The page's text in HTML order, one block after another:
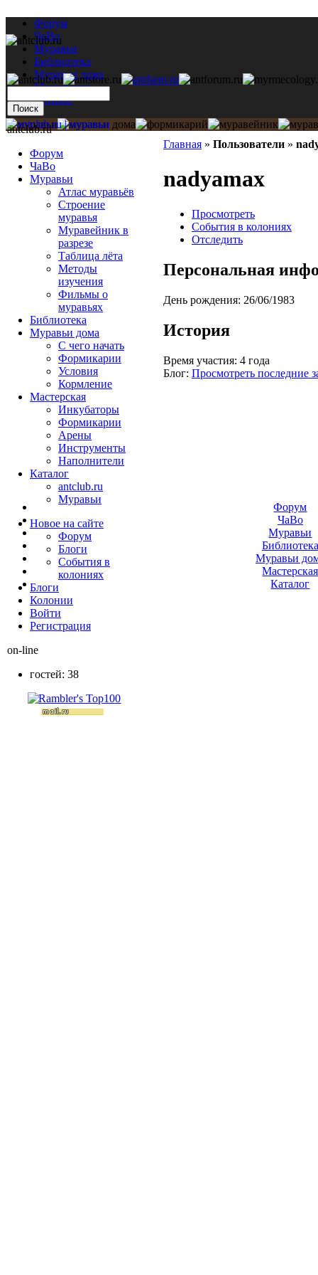
Форум
ЧаВо
Муравьи
Библиотека
Муравьи дома
Мастерская
Каталог
Главная » Пользователи »
nadyamax
Просмотреть
События в колониях
Отследить
Персональная
День рождения: 26/06/1983
История
Время участия: 4 года
Блог: Просмотреть последние
antclub.ru
Форум
ЧаВо
Муравьи
Атлас муравьёв
Строение
муравья
Муравейник в
разрезе
Таблица лёта
Методы
изучения
Фильмы о
муравьях
Библиотека
Муравьи дома
С чего начать
Формикарии
Условия
Кормление
Мастерская
Инкубаторы
Формикарии
Арены
Инструменты
Наполнители
Каталог
antclub.ru
Муравьи
Новое на сайте
Форум
Блоги
События в
колониях
Блоги
Колонии
Войти
Peгиcтpaция
on-line
гостей: 38
Форум
ЧаВо
Муравьи
Библиотека
Муравьи
Мастерская
Каталог